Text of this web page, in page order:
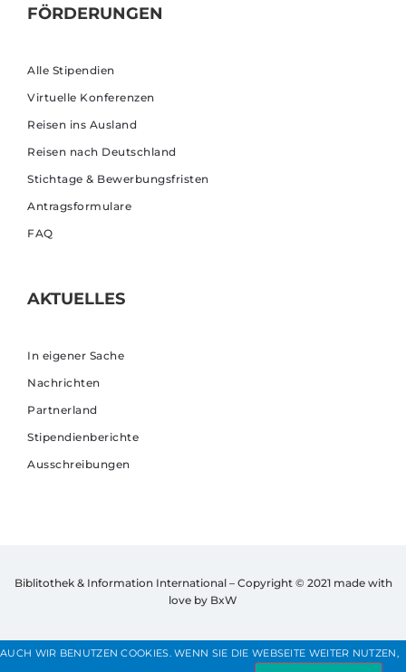
FÖRDERUNGEN
Alle Stipendien
Virtuelle Konferenzen
Reisen ins Ausland
Reisen nach Deutschland
Stichtage & Bewerbungsfristen
Antragsformulare
FAQ
AKTUELLES
In eigener Sache
Nachrichten
Partnerland
Stipendienberichte
Ausschreibungen
Biblitothek & Information International – Copyright © 2021 made with
love by BxW
AUCH WIR BENUTZEN COOKIES. WENN SIE DIE WEBSEITE WEITER NUTZEN,